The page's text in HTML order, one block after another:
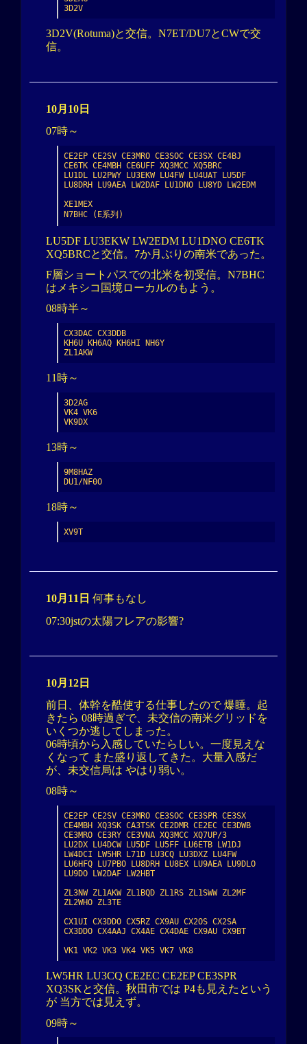
3D2V
3D2V(Rotuma)と交信。N7ET/DU7とCWで交
信。
10月10日
07時～
CE2EP CE2SV CE3MRO CE3SOC CE3SX CE4BJ
CE6TK CE4MBH CE6UFF XQ3MCC XQ5BRC
LU1DL LU2PWY LU3EKW LU4FW LU4UAT LU5DF
LU8DRH LU9AEA LW2DAF LU1DNO LU8YD LW2EDM
XE1MEX
N7BHC (E系列)
LU5DF LU3EKW LW2EDM LU1DNO CE6TK
XQ5BRCと交信。7か月ぶりの南米であった。
F層ショートパスでの北米を初受信。N7BHC
はメキシコ国境ローカルのもよう。
08時半～
CX3DAC CX3DDB
KH6U KH6AQ KH6HI NH6Y
ZL1AKW
11時～
3D2AG
VK4 VK6
VK9DX
13時～
9M8HAZ
DU1/NF0O
18時～
XV9T
10月11日 何事もなし
07:30jstの太陽フレアの影響?
10月12日
前日、体幹を酷使する仕事したので 爆睡。起
きたら 08時過ぎで、未交信の南米グリッドを
いくつか逃してしまった。
06時頃から入感していたらしい。一度見えな
くなって また盛り返してきた。大量入感だ
が、未交信局は やはり弱い。
08時～
CE2EP CE2SV CE3MRO CE3SOC CE3SPR CE3SX
CE4MBH XQ3SK CA3TSK CE2DMR CE2EC CE3DWB
CE3MRO CE3RY CE3VNA XQ3MCC XQ7UP/3
LU2DX LU4DCW LU5DF LU5FF LU6ETB LW1DJ
LW4DCI LW5HR L71D LU3CQ LU3DXZ LU4FW
LU6HFQ LU7PBO LU8DRH LU8EX LU9AEA LU9DLO
LU9DO LW2DAF LW2HBT
ZL3NW ZL1AKW ZL1BQD ZL1RS ZL1SWW ZL2MF
ZL2WHO ZL3TE
CX1UI CX3DDO CX5RZ CX9AU CX2OS CX2SA
CX3DDO CX4AAJ CX4AE CX4DAE CX9AU CX9BT
VK1 VK2 VK3 VK4 VK5 VK7 VK8
LW5HR LU3CQ CE2EC CE2EP CE3SPR
XQ3SKと交信。秋田市では P4も見えたという
が 当方では見えず。
09時～